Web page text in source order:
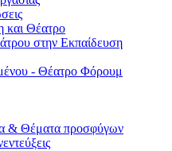
και Θέατρο
στην Εκπαίδευση
- Θέατρο Φόρουμ
& Θέματα προσφύγων